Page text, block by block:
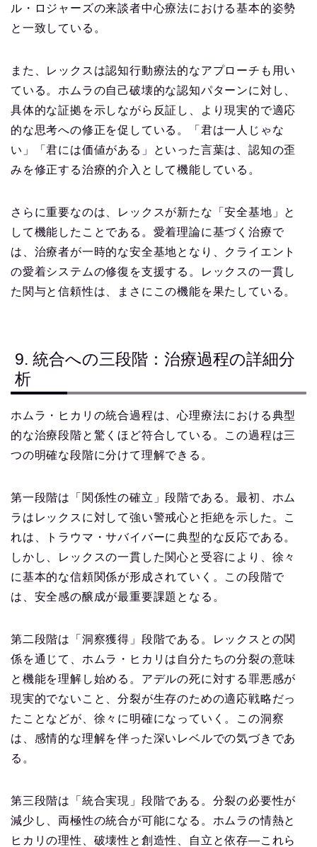
ル・ロジャーズの来談者中心療法における基本的姿勢
と一致している。
また、レックスは認知行動療法的なアプローチも用い
ている。ホムラの自己破壊的な認知パターンに対し、
具体的な証拠を示しながら反証し、より現実的で適応
的な思考への修正を促している。「君は一人じゃな
い」「君には価値がある」といった言葉は、認知の歪
みを修正する治療的介入として機能している。
さらに重要なのは、レックスが新たな「安全基地」と
して機能したことである。愛着理論に基づく治療で
は、治療者が一時的な安全基地となり、クライエント
の愛着システムの修復を支援する。レックスの一貫し
た関与と信頼性は、まさにこの機能を果たしている。
9. 統合への三段階：治療過程の詳細分
析
ホムラ・ヒカリの統合過程は、心理療法における典型
的な治療段階と驚くほど符合している。この過程は三
つの明確な段階に分けて理解できる。
第一段階は「関係性の確立」段階である。最初、ホム
ラはレックスに対して強い警戒心と拒絶を示した。こ
れは、トラウマ・サバイバーに典型的な反応である。
しかし、レックスの一貫した関心と受容により、徐々
に基本的な信頼関係が形成されていく。この段階で
は、安全感の醸成が最重要課題となる。
第二段階は「洞察獲得」段階である。レックスとの関
係を通じて、ホムラ・ヒカリは自分たちの分裂の意味
と機能を理解し始める。アデルの死に対する罪悪感が
現実的でないこと、分裂が生存のための適応戦略だっ
たことなどが、徐々に明確になっていく。この洞察
は、感情的な理解を伴った深いレベルでの気づきであ
る。
第三段階は「統合実現」段階である。分裂の必要性が
減少し、両極性の統合が可能になる。ホムラの情熱と
ヒカリの理性、破壊性と創造性、自立と依存—これら